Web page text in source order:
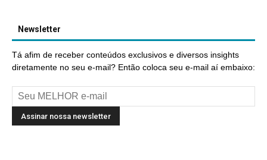
Newsletter
Tá afim de receber conteúdos exclusivos e diversos insights
diretamente no seu e-mail? Então coloca seu e-mail aí embaixo: